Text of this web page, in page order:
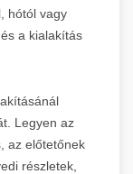
hótól vagy
a kialakítás
Legyen az
az előtetőnek
részletek,